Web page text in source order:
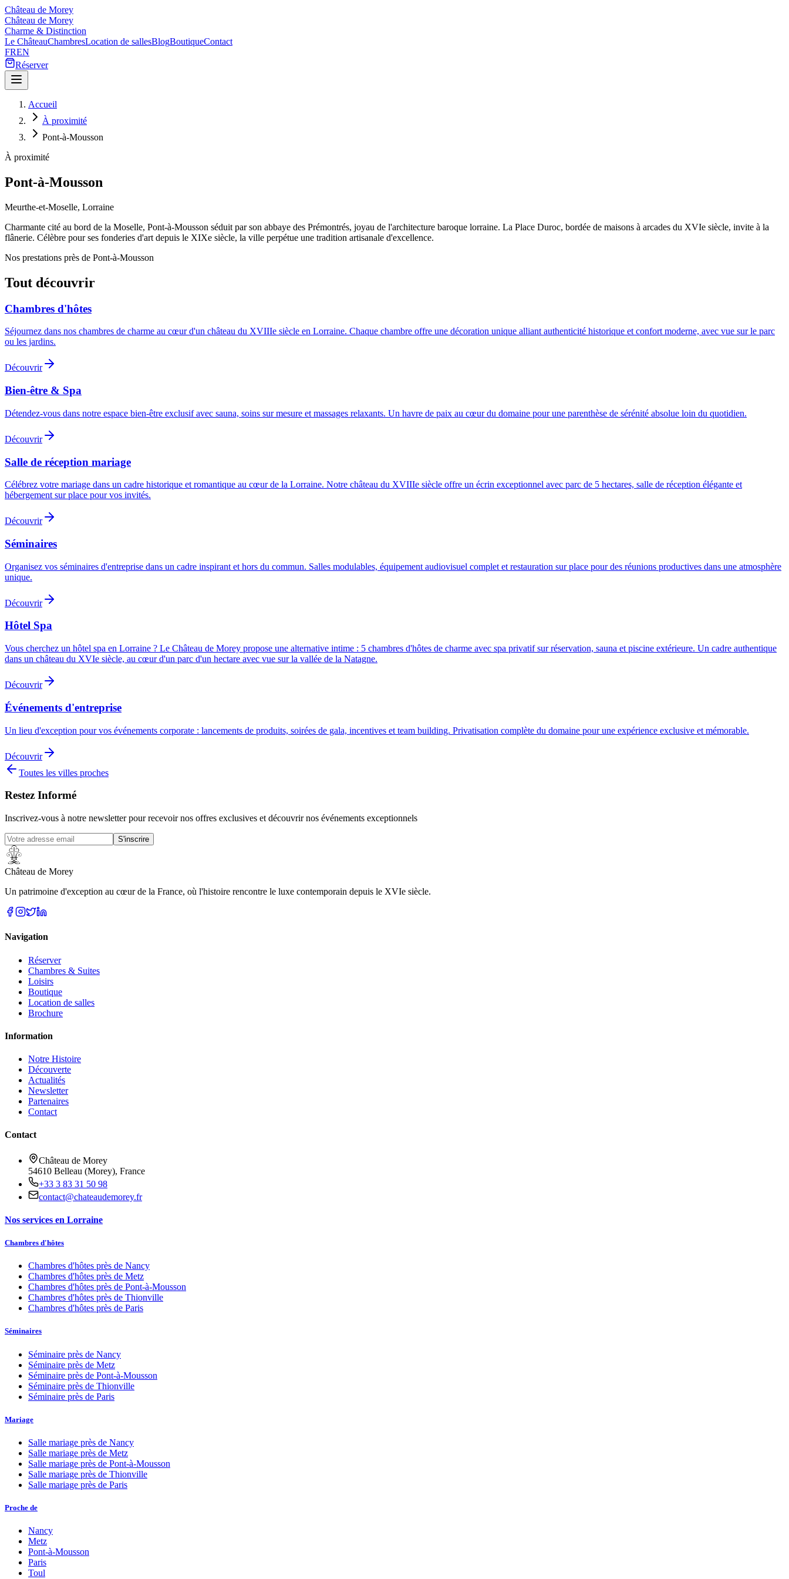
Château de Morey
Château de Morey
Charme & Distinction
Le ChâteauChambresLocation de sallesBlogBoutiqueContact
FREN
Réserver
Accueil
À proximité
Pont-à-Mousson
À proximité
Pont-à-Mousson
Meurthe-et-Moselle, Lorraine
Charmante cité au bord de la Moselle, Pont-à-Mousson séduit par son abbaye des Prémontrés, joyau de l'architecture baroque lorraine. La Place Duroc, bordée de maisons à arcades du XVIe siècle, invite à la
flânerie. Célèbre pour ses fonderies d'art depuis le XIXe siècle, la ville perpétue une tradition artisanale d'excellence.
Nos prestations près de Pont-à-Mousson
Tout découvrir
Chambres d'hôtes
Séjournez dans nos chambres de charme au cœur d'un château du XVIIIe siècle en Lorraine. Chaque chambre offre une décoration unique alliant authenticité historique et confort moderne, avec vue sur le parc
ou les jardins.
Découvrir
Bien-être & Spa
Détendez-vous dans notre espace bien-être exclusif avec sauna, soins sur mesure et massages relaxants. Un havre de paix au cœur du domaine pour une parenthèse de sérénité absolue loin du quotidien.
Découvrir
Salle de réception mariage
Célébrez votre mariage dans un cadre historique et romantique au cœur de la Lorraine. Notre château du XVIIIe siècle offre un écrin exceptionnel avec parc de 5 hectares, salle de réception élégante et
hébergement sur place pour vos invités.
Découvrir
Séminaires
Organisez vos séminaires d'entreprise dans un cadre inspirant et hors du commun. Salles modulables, équipement audiovisuel complet et restauration sur place pour des réunions productives dans une atmosphère
unique.
Découvrir
Hôtel Spa
Vous cherchez un hôtel spa en Lorraine ? Le Château de Morey propose une alternative intime : 5 chambres d'hôtes de charme avec spa privatif sur réservation, sauna et piscine extérieure. Un cadre authentique
dans un château du XVIe siècle, au cœur d'un parc d'un hectare avec vue sur la vallée de la Natagne.
Découvrir
Événements d'entreprise
Un lieu d'exception pour vos événements corporate : lancements de produits, soirées de gala, incentives et team building. Privatisation complète du domaine pour une expérience exclusive et mémorable.
Découvrir
Toutes les villes proches
Restez Informé
Inscrivez-vous à notre newsletter pour recevoir nos offres exclusives et découvrir nos événements exceptionnels
S'inscrire
Château de Morey
Un patrimoine d'exception au cœur de la France, où l'histoire rencontre le luxe contemporain depuis le XVIe siècle.
Navigation
Réserver
Chambres & Suites
Loisirs
Boutique
Location de salles
Brochure
Information
Notre Histoire
Découverte
Actualités
Newsletter
Partenaires
Contact
Contact
Château de Morey
54610 Belleau (Morey), France
+33 3 83 31 50 98
contact@chateaudemorey.fr
Nos services en Lorraine
Chambres d'hôtes
Chambres d'hôtes près de Nancy
Chambres d'hôtes près de Metz
Chambres d'hôtes près de Pont-à-Mousson
Chambres d'hôtes près de Thionville
Chambres d'hôtes près de Paris
Séminaires
Séminaire près de Nancy
Séminaire près de Metz
Séminaire près de Pont-à-Mousson
Séminaire près de Thionville
Séminaire près de Paris
Mariage
Salle mariage près de Nancy
Salle mariage près de Metz
Salle mariage près de Pont-à-Mousson
Salle mariage près de Thionville
Salle mariage près de Paris
Proche de
Nancy
Metz
Pont-à-Mousson
Paris
Toul